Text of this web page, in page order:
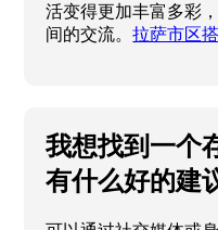
活变得更加丰富多彩
间的交流。拉萨市区
我想找到一个
有什么好的建